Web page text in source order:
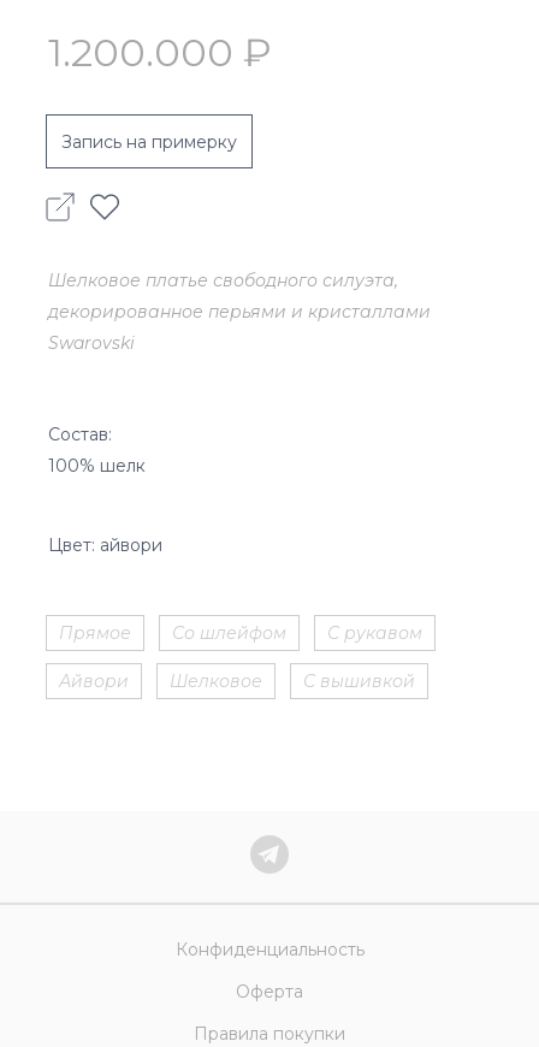
1.200.000 ₽
Запись на примерку
Шелковое платье свободного силуэта,
декорированное перьями и кристаллами
Swarovski
Состав:
100% шелк
Цвет: айвори
Прямое Со шлейфом С рукавом
Айвори Шелковое С вышивкой
Конфиденциальность
Оферта
Правила покупки